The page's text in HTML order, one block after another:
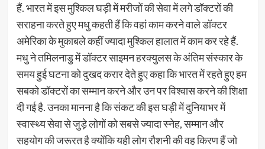
हैं. भारत में इस मुश्किल घड़ी में मरीजों की सेवा में लगे डॉक्टरों की
सराहना करते हुए मधु कहती हैं कि वहां काम करने वाले डॉक्टर
अमेरिका के मुकाबले कहीं ज्यादा मुश्किल हालात में काम कर रहे हैं.
मधु ने तमिलनाडु में डॉक्टर साइमन हरक्युलस के अंतिम संस्कार के
समय हुई घटना को दुखद करार देते हुए कहा कि भारत में रहते हुए हम
सबको डॉक्टरों का सम्मान करने और उन पर विश्वास करने की शिक्षा
दी गई है. उनका मानना है कि संकट की इस घड़ी में दुनियाभर में
स्वास्थ्य सेवा से जुड़े लोगों को सबसे ज्यादा स्नेह, सम्मान और
सहयोग की जरूरत है क्योंकि यही लोग रौशनी की वह किरण हैं जो